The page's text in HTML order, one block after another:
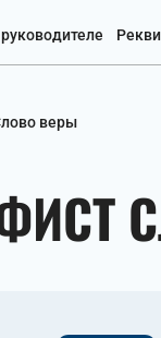
веры